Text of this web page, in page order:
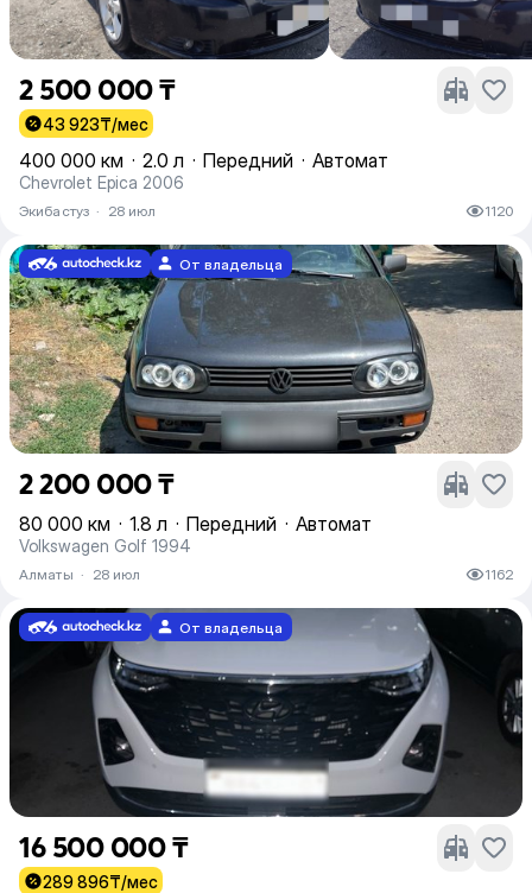
2 500 000 ₸
43 923₸/мес
400 000 км · 2.0 л · Передний · Автомат
Chevrolet Epica 2006
Экибастуз · 28 июл 1120
От владельца
2 200 000 ₸
80 000 км · 1.8 л · Передний · Автомат
Volkswagen Golf 1994
Алматы · 28 июл 1162
От владельца
16 500 000 ₸
289 896₸/мес